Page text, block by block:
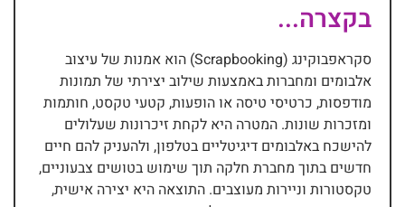
בקצרה...
סקראפבוקינג (Scrapbooking) הוא אמנות של עיצוב
אלבומים ומחברות באמצעות שילוב יצירתי של תמונות
מודפסות, כרטיסי טיסה או הופעות, קטעי טקסט, חותמות
ומזכרות שונות. המטרה היא לקחת זיכרונות שעלולים
להישכח באלבומים דיגיטליים בטלפון, ולהעניק להם חיים
חדשים בתוך מחברת חלקה תוך שימוש בטושים צבעוניים,
טקסטורות וניירות מעוצבים. התוצאה היא יצירה אישית,